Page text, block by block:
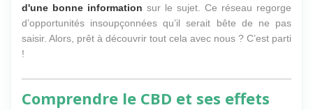
d'une bonne information sur le sujet. Ce réseau regorge
d’opportunités insoupçonnées qu’il serait bête de ne pas
saisir. Alors, prêt à découvrir tout cela avec nous ? C’est parti
!
Comprendre le CBD et ses effets